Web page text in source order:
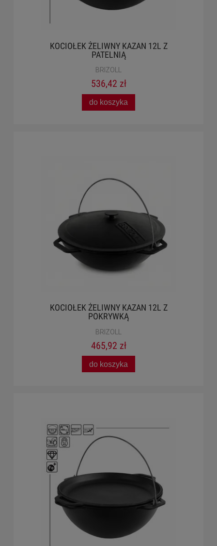
KOCIOŁEK ŻELIWNY KAZAN 12L Z
PATELNIĄ
BRIZOLL
536,42 zł
do koszyka
KOCIOŁEK ŻELIWNY KAZAN 12L Z
POKRYWKĄ
BRIZOLL
465,92 zł
do koszyka